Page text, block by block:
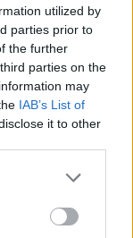
utilized by
parties prior to
the further
parties on the
may
IAB’s List of
it to other
more Google
may click to
party tags to
foto
+39